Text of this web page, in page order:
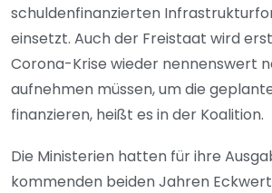
schuldenfinanzierten
einsetzt. Auch der Freistaat wird
Corona-Krise wieder nennenswert
aufnehmen müssen, um die
finanzieren, heißt es in der Koalition.
Die Ministerien hatten für ihre
kommenden beiden Jahren